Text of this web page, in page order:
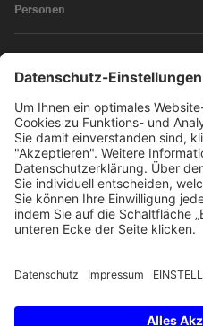
Personen
News